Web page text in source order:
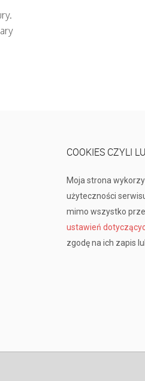
COOKIES CZYLI
Moja strona
użyteczności
mimo wszystko
ustawień
zgodę na ich zapis